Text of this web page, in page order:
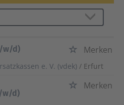
w/d) Merken
e. V. (vdek) / Erfurt
w/d)
Merken